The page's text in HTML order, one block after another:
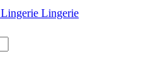
Lingerie Lingerie